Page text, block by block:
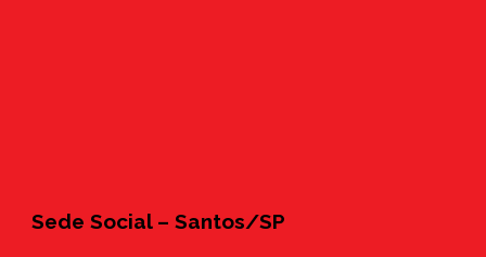
Sede Social – Santos/SP